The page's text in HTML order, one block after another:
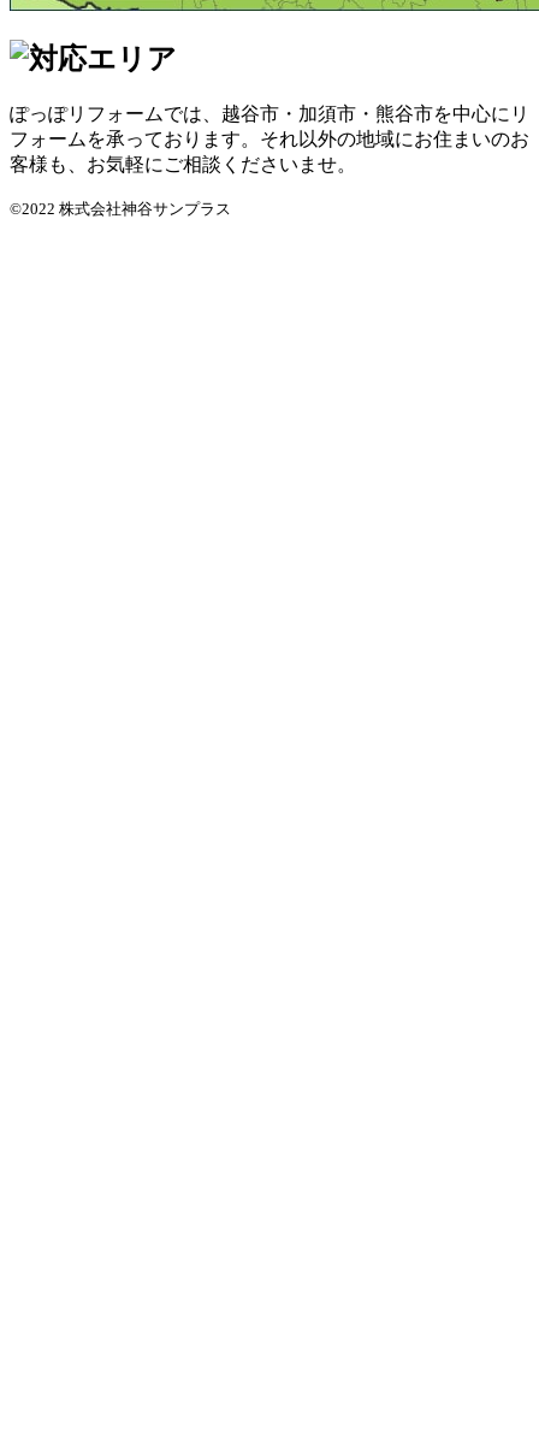
ぽっぽリフォームでは、越谷市・加須市・熊谷市を中心にリ
フォームを承っております。それ以外の地域にお住まいのお
客様も、お気軽にご相談くださいませ。
©2022 株式会社神谷サンプラス